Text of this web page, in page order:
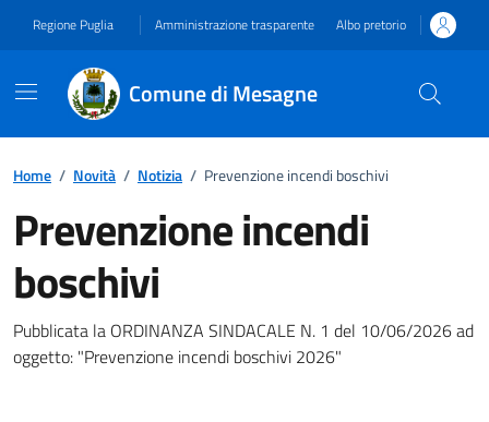
Regione Puglia Amministrazione trasparente Albo pretorio
Comune di Mesagne
Home / Novità / Notizia / Prevenzione incendi boschivi
Prevenzione incendi
boschivi
Dettagli della notizia
Pubblicata la ORDINANZA SINDACALE N. 1 del 10/06/2026 ad
oggetto: "Prevenzione incendi boschivi 2026"